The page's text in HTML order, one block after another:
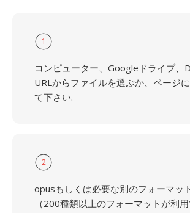
1
コンピューター、Googleドライブ、
URLからファイルを選ぶか、ページ
て下さい.
2
opusもしくは必要な別のフォーマッ
（200種類以上のフォーマットが利用